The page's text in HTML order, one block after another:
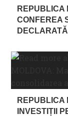
REPUBLICA
CONFEREA
REPUBLICA
INVESTIȚII